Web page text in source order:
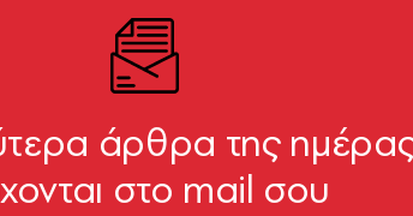
άρθρα της
στο mail σου